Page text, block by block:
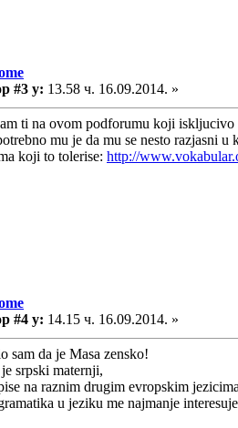
#3 у: 13.58 ч. 16.09.2014. »
ti na ovom podforumu koji iskljucivo
mu je da mu se nesto razjasni
koji to tolerise: http://
#4 у: 14.15 ч. 16.09.2014. »
sam da je Masa zensko!
srpski maternji,
na raznim drugim evropskim
u jeziku me najmanje